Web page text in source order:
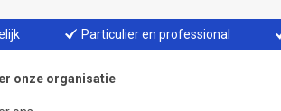
Particulier en professional
onze organisatie